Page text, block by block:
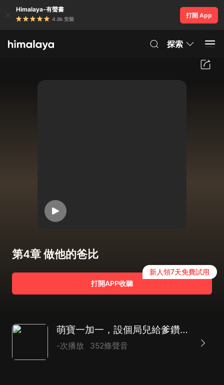
Himalaya-有聲書
4.8k 安裝
打開 App
探索
第4章 做他的爸比
打開APP收聽
新人領7天免費試用
萌寶一加一，設個局兒給爹鑽|都市生活|萌寶|AI多播
-次播放 352條聲音